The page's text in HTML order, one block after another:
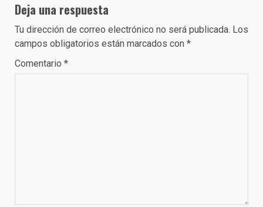
Deja una respuesta
Tu dirección de correo electrónico no será publicada. Los
campos obligatorios están marcados con *
Comentario *